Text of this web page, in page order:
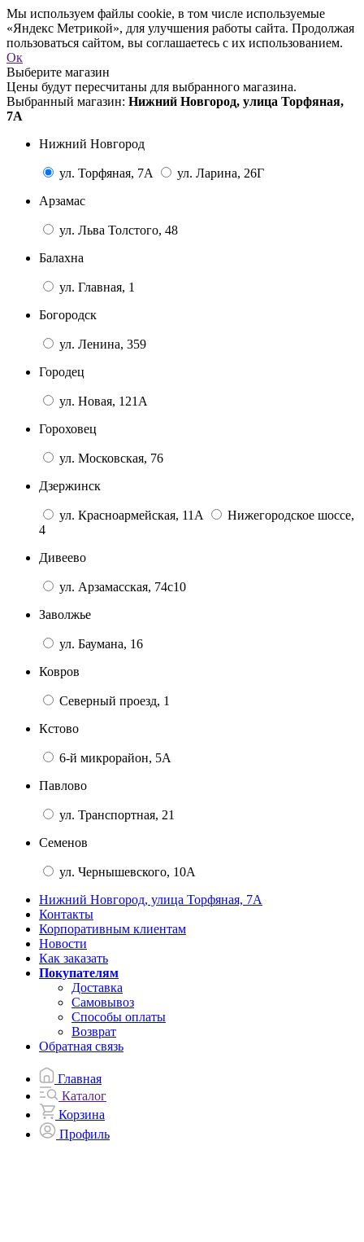
Мы используем файлы cookie, в том числе используемые
«Яндекс Метрикой», для улучшения работы сайта. Продолжая
пользоваться сайтом, вы соглашаетесь с их использованием.
Ок
Выберите магазин
Цены будут пересчитаны для выбранного магазина.
Выбранный магазин: Нижний Новгород, улица Торфяная,
7А
Нижний Новгород
ул. Торфяная, 7А
ул. Ларина, 26Г
Арзамас
ул. Льва Толстого, 48
Балахна
ул. Главная, 1
Богородск
ул. Ленина, 359
Городец
ул. Новая, 121А
Гороховец
ул. Московская, 76
Дзержинск
ул. Красноармейская, 11А
Нижегородское шоссе,
4
Дивеево
ул. Арзамасская, 74с10
Заволжье
ул. Баумана, 16
Ковров
Северный проезд, 1
Кстово
6-й микрорайон, 5А
Павлово
ул. Транспортная, 21
Семенов
ул. Чернышевского, 10А
Нижний Новгород, улица Торфяная, 7А
Контакты
Корпоративным клиентам
Новости
Как заказать
Покупателям
Доставка
Самовывоз
Способы оплаты
Возврат
Обратная связь
Главная
Каталог
Корзина
Профиль